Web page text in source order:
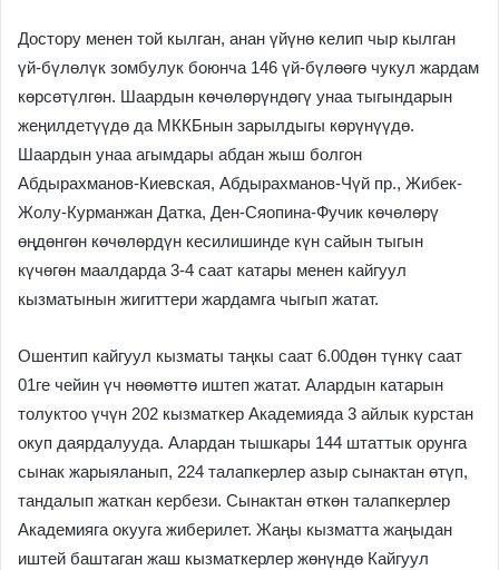
Достору менен той кылган, анан үйүнө келип чыр кылган
үй-бүлөлүк зомбулук боюнча 146 үй-бүлөөгө чукул жардам
көрсөтүлгөн. Шаардын көчөлөрүндөгү унаа тыгындарын
жеңилдетүүдө да МККБнын зарылдыгы көрүнүүдө.
Шаардын унаа агымдары абдан жыш болгон
Абдырахманов-Киевская, Абдырахманов-Чүй пр., Жибек-
Жолу-Курманжан Датка, Ден-Сяопина-Фучик көчөлөрү
өңдөнгөн көчөлөрдүн кесилишинде күн сайын тыгын
күчөгөн маалдарда 3-4 саат катары менен кайгуул
кызматынын жигиттери жардамга чыгып жатат.
Ошентип кайгуул кызматы таңкы саат 6.00дөн түнкү саат
01ге чейин үч нөөмөттө иштеп жатат. Алардын катарын
толуктоо үчүн 202 кызматкер Академияда 3 айлык курстан
окуп даярдалууда. Алардан тышкары 144 штаттык орунга
сынак жарыяланып, 224 талапкерлер азыр сынактан өтүп,
тандалып жаткан кербези. Сынактан өткөн талапкерлер
Академияга окууга жиберилет. Жаңы кызматта жаңыдан
иштей баштаган жаш кызматкерлер жөнүндө Кайгуул